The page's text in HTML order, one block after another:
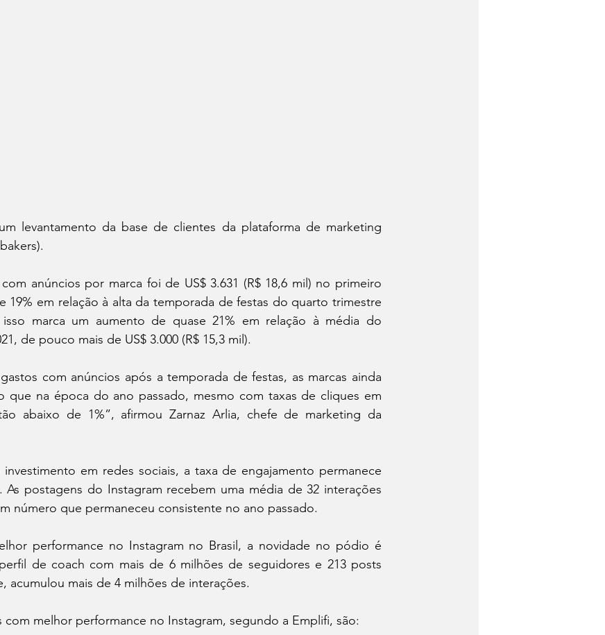
levantamento da base de clientes da plataforma de marketing
anúncios por marca foi de US$ 3.631 (R$ 18,6 mil) no primeiro
19% em relação à alta da temporada de festas do quarto trimestre
isso marca um aumento de quase 21% em relação à média do
de pouco mais de US$ 3.000 (R$ 15,3 mil).
com anúncios após a temporada de festas, as marcas ainda
que na época do ano passado, mesmo com taxas de cliques em
abaixo de 1%”, afirmou Zarnaz Arlia, chefe de marketing da
em redes sociais, a taxa de engajamento permanece
As postagens do Instagram recebem uma média de 32 interações
número que permaneceu consistente no ano passado.
performance no Instagram no Brasil, a novidade no pódio é
de coach com mais de 6 milhões de seguidores e 213 posts
acumulou mais de 4 milhões de interações.
com melhor performance no Instagram, segundo a Emplifi, são: